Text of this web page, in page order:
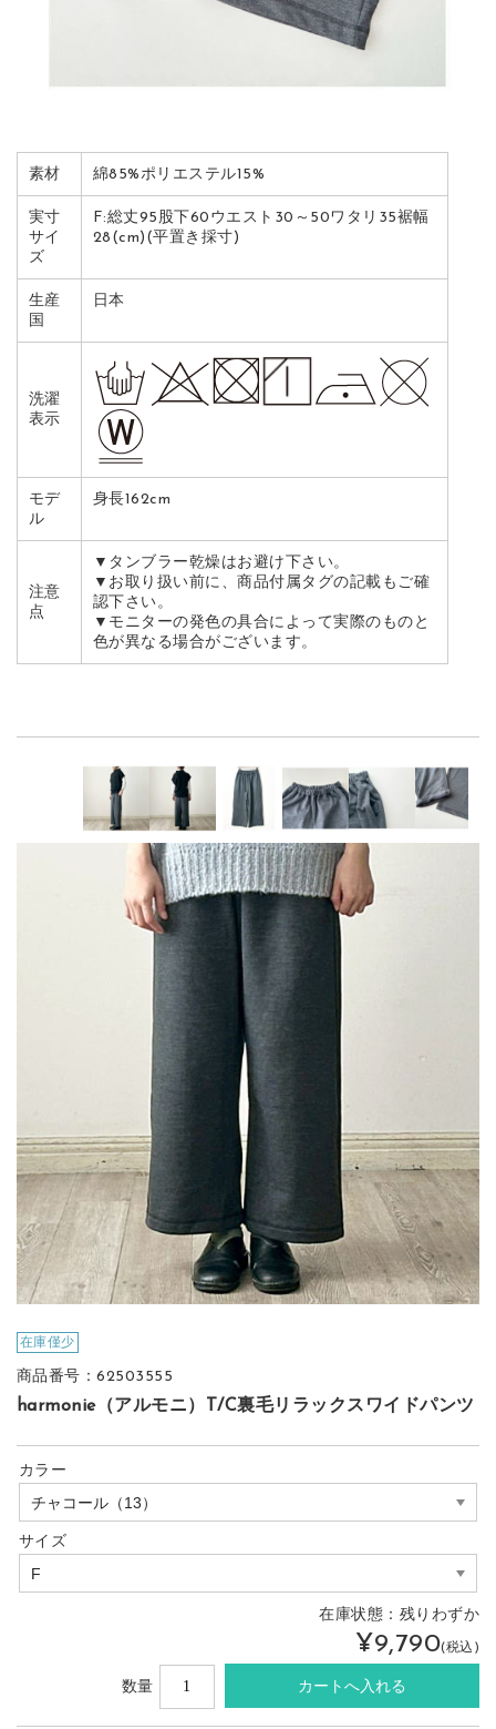
素材 綿85%ポリエステル15%
実寸
サイ
ズ
F:総丈95股下60ウエスト30～50ワタリ35裾幅
28(cm)(平置き採寸)
生産
国
日本
洗濯
表示
モデ
ル
身長162cm
注意
点
▼タンブラー乾燥はお避け下さい。
▼お取り扱い前に、商品付属タグの記載もご確
認下さい。
▼モニターの発色の具合によって実際のものと
色が異なる場合がございます。
在庫僅少
商品番号：62503555
harmonie（アルモニ）T/C裏毛リラックスワイドパンツ
カラー
サイズ
在庫状態： 残りわずか
¥9,790(税込)
数量